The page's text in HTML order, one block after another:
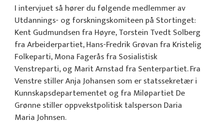
I intervjuet så hører du følgende medlemmer av
Utdannings- og forskningskomiteen på Stortinget:
Kent Gudmundsen fra Høyre, Torstein Tvedt Solberg
fra Arbeiderpartiet, Hans-Fredrik Grøvan fra Kristelig
Folkeparti, Mona Fagerås fra Sosialistisk
Venstreparti, og Marit Arnstad fra Senterpartiet. Fra
Venstre stiller Anja Johansen som er statssekretær i
Kunnskapsdepartementet og fra Miløpartiet De
Grønne stiller oppvekstpolitisk talsperson Daria
Maria Johnsen.